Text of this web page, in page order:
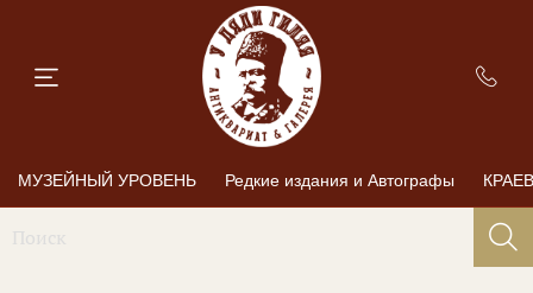
МУЗЕЙНЫЙ УРОВЕНЬ Редкие издания и Автографы